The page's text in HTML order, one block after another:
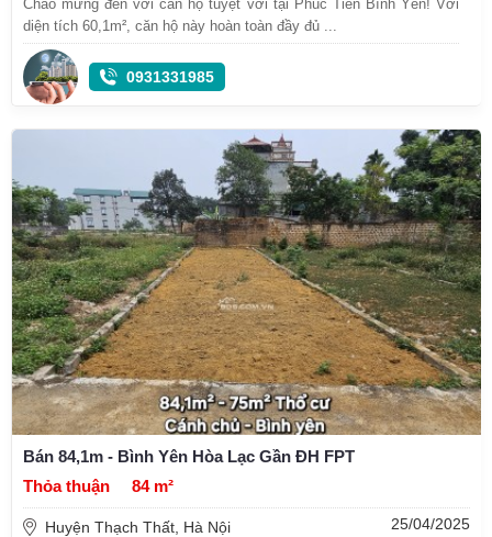
Chào mừng đến với căn hộ tuyệt vời tại Phúc Tiến Bình Yên! Với
diện tích 60,1m², căn hộ này hoàn toàn đầy đủ ...
0931331985
Bán 84,1m - Bình Yên Hòa Lạc Gần ĐH FPT
Thỏa thuận
84 m²
Huyện Thạch Thất, Hà Nội 25/04/2025